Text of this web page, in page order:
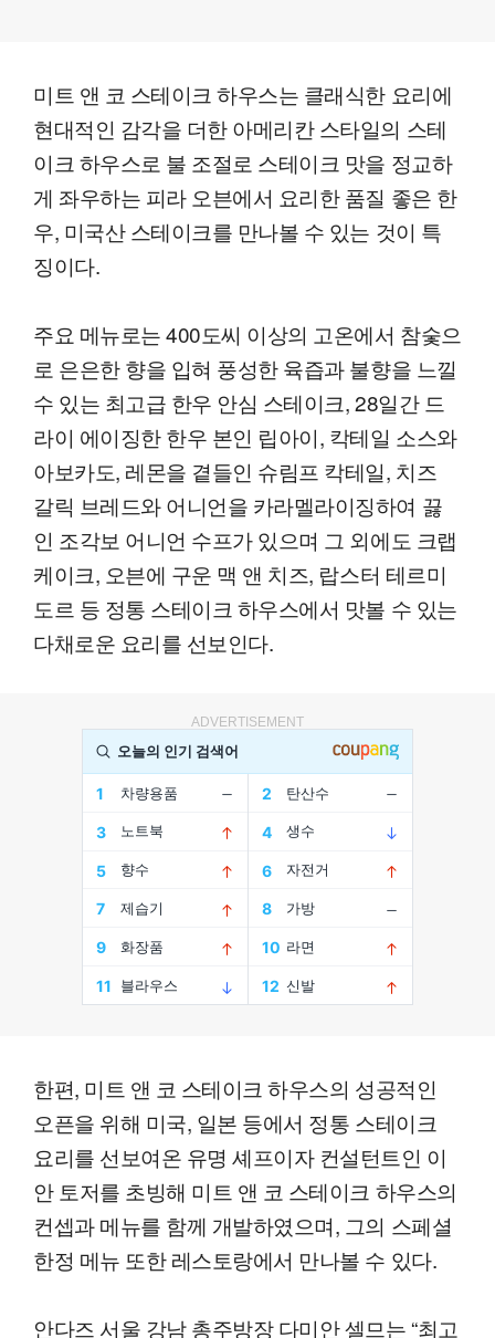
미트 앤 코 스테이크 하우스는 클래식한 요리에
현대적인 감각을 더한 아메리칸 스타일의 스테
이크 하우스로 불 조절로 스테이크 맛을 정교하
게 좌우하는 피라 오븐에서 요리한 품질 좋은 한
우, 미국산 스테이크를 만나볼 수 있는 것이 특
징이다.
주요 메뉴로는 400도씨 이상의 고온에서 참숯으
로 은은한 향을 입혀 풍성한 육즙과 불향을 느낄
수 있는 최고급 한우 안심 스테이크, 28일간 드
라이 에이징한 한우 본인 립아이, 칵테일 소스와
아보카도, 레몬을 곁들인 슈림프 칵테일, 치즈
갈릭 브레드와 어니언을 카라멜라이징하여 끓
인 조각보 어니언 수프가 있으며 그 외에도 크랩
케이크, 오븐에 구운 맥 앤 치즈, 랍스터 테르미
도르 등 정통 스테이크 하우스에서 맛볼 수 있는
다채로운 요리를 선보인다.
ADVERTISEMENT
한편, 미트 앤 코 스테이크 하우스의 성공적인
오픈을 위해 미국, 일본 등에서 정통 스테이크
요리를 선보여온 유명 셰프이자 컨설턴트인 이
안 토저를 초빙해 미트 앤 코 스테이크 하우스의
컨셉과 메뉴를 함께 개발하였으며, 그의 스페셜
한정 메뉴 또한 레스토랑에서 만나볼 수 있다.
안다즈 서울 강남 총주방장 다미안 셀므는 “최고